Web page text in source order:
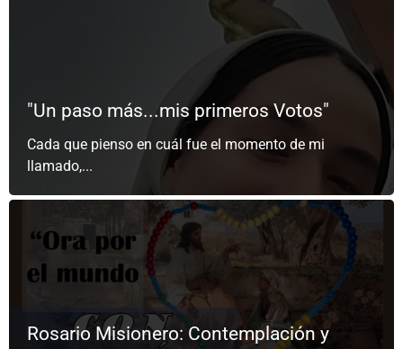
"Un paso más...mis primeros Votos"
Cada que pienso en cuál fue el momento de mi
llamado,...
Rosario Misionero: Contemplación y